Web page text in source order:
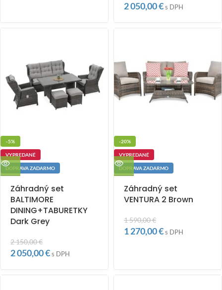
2 050,00€s DPH
-5%
VYPREDANÉ
DOPRAVA ZADARMO
Záhradný set
BALTIMORE
DINING+TABURETKY
Dark Grey
2 150,00€
2 050,00€s DPH
-20%
VYPREDANÉ
DOPRAVA ZADARMO
Záhradný set
VENTURA 2 Brown
1 590,00€
1 270,00€s DPH